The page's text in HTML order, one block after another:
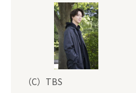
（C）TBS